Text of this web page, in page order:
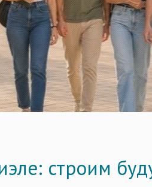
строим